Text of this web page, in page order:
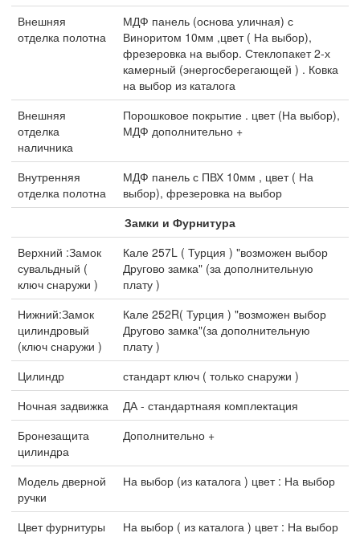
Внешняя
отделка полотна
МДФ панель (основа уличная) с
Виноритом 10мм ,цвет ( На выбор),
фрезеровка на выбор. Стеклопакет 2-х
камерный (энергосберегающей ) . Ковка
на выбор из каталога
Внешняя
отделка
наличника
Порошковое покрытие . цвет (На выбор),
МДФ дополнительно +
Внутренняя
отделка полотна
МДФ панель с ПВХ 10мм , цвет ( На
выбор), фрезеровка на выбор
Замки и Фурнитура
Верхний :Замок
сувальдный (
ключ снаружи )
Кале 257L ( Турция ) "возможен выбор
Другово замка" (за дополнительную
плату )
Нижний:Замок
цилиндровый
(ключ снаружи )
Кале 252R( Турция ) "возможен выбор
Другово замка"(за дополнительную
плату )
Цилиндр
стандарт ключ ( только снаружи )
Ночная задвижка
ДА - стандартнаяя комплектация
Бронезащита
цилиндра
Дополнительно +
Модель дверной
ручки
На выбор (из каталога ) цвет : На выбор
Цвет фурнитуры На выбор ( из каталога ) цвет : На выбор